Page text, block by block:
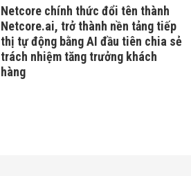
Netcore chính thức đổi tên thành
Netcore.ai, trở thành nền tảng tiếp
thị tự động bằng AI đầu tiên chia sẻ
trách nhiệm tăng trưởng khách
hàng